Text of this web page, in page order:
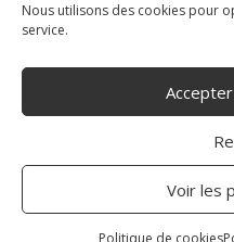
Nous utilisons des cookies pour
service.
Voir les
Politique de cookies